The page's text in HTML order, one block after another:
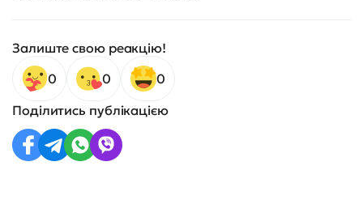
Залиште свою реакцію!
0
0
0
Поділитись публікацією